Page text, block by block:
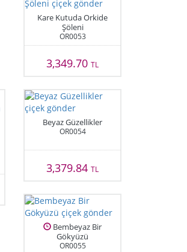
Kare Kutuda Orkide
Şöleni
OR0053
3,349.70TL
Beyaz Güzellikler
OR0054
3,379.84TL
Bembeyaz Bir
Gökyüzü
OR0055